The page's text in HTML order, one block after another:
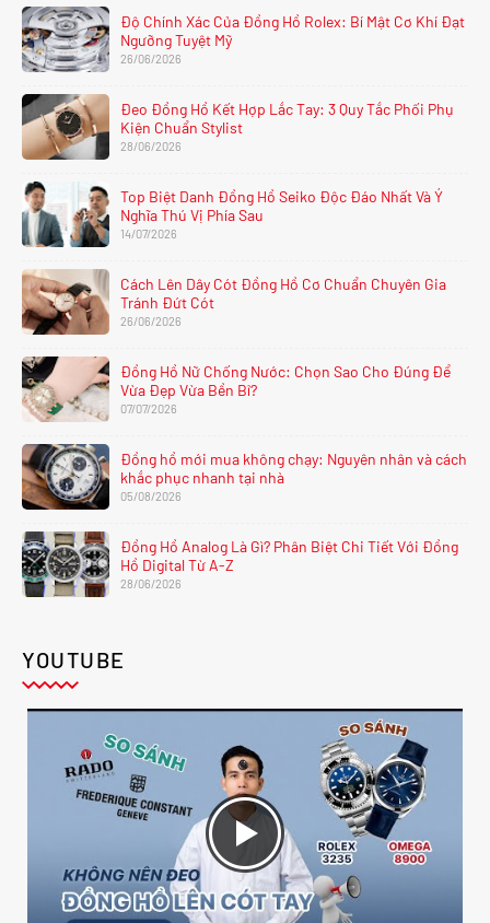
Độ Chính Xác Của Đồng Hồ Rolex: Bí Mật Cơ Khí Đạt
Ngưỡng Tuyệt Mỹ
26/06/2026
Đeo Đồng Hồ Kết Hợp Lắc Tay: 3 Quy Tắc Phối Phụ
Kiện Chuẩn Stylist
28/06/2026
Top Biệt Danh Đồng Hồ Seiko Độc Đáo Nhất Và Ý
Nghĩa Thú Vị Phía Sau
14/07/2026
Cách Lên Dây Cót Đồng Hồ Cơ Chuẩn Chuyên Gia
Tránh Đứt Cót
26/06/2026
Đồng Hồ Nữ Chống Nước: Chọn Sao Cho Đúng Để
Vừa Đẹp Vừa Bền Bỉ?
07/07/2026
Đồng hồ mới mua không chạy: Nguyên nhân và cách
khắc phục nhanh tại nhà
05/08/2026
Đồng Hồ Analog Là Gì? Phân Biệt Chi Tiết Với Đồng
Hồ Digital Từ A-Z
28/06/2026
YOUTUBE